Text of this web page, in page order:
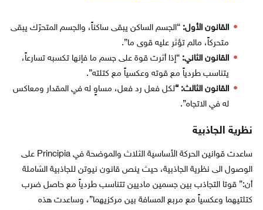
القانون الأول: “الجسم الساكن يبقى ساكناً، والجسم المتحرّك يبقى
متحركاً، مالم تؤثر عليه قوى ما”.
القانون الثاني: “إذا أثرت قوة على جسم ما فإنها تكسبه تسارعاً،
يتناسب طردياً مع قوته وعكسياً مع كتلته”.
القانون الثالث: “لكل فعل رد فعل، مساوٍ له في المقدار ومعاكس
له في الاتجاه”.
نظرية الجاذبية
ساعدت قوانين الحركة الأساسية الثلاث والموضحة في Principia على
الوصول الى نظرية الجاذبية، حيث ينص قانون نيوتن للجاذبية الشاملة
أن:” قوتا التجاذب بين جسمين ماديين تتناسب طردياً مع حاصل ضرب
كتلتيهما وعكسياً مع مربع المسافة بين مركزيهما”، وساعدت هذه